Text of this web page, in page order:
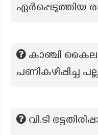
ഏർപ്പെടുത്തിയ
കാഞ്ചി
പണികഴിപ്പിച്ച
വി.ടി